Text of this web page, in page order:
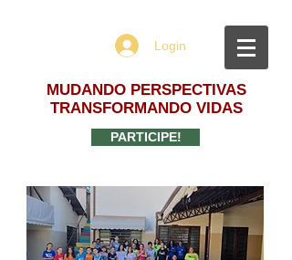
Login
MUDANDO PERSPECTIVAS
TRANSFORMANDO VIDAS
PARTICIPE!